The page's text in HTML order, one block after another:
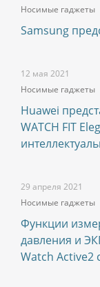
Носимые гаджеты
Samsung
12 мая 2021
Носимые гаджеты
Huawei
WATCH FIT
29 апреля 2021
Носимые гаджеты
Функции
давления и
Watch Active2